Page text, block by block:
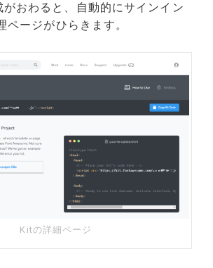
がおわると、自動的にサインイン
ページがひらきます。
Kitの詳細ページ